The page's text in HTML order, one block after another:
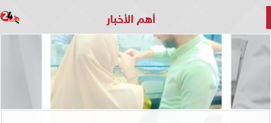
أهم الأخبار